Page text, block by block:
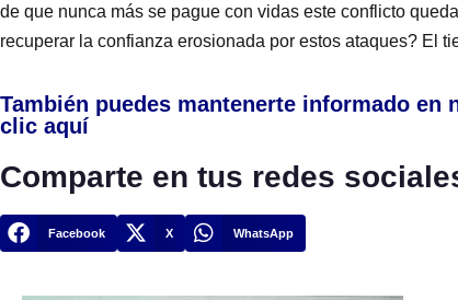
de que nunca más se pague con vidas este conflicto
recuperar la confianza erosionada por estos ataques? El
También puedes mantenerte informado en
clic aquí
Comparte en tus redes
Facebook X WhatsApp